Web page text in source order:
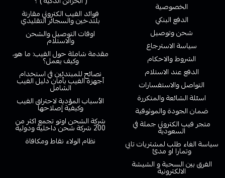
الخصوصية
الدفع البنكي
شحن وتوصيل
سياسة الاسترجاع
الشروط والاحكام
الدفع عند الاستلام
التواصل والاستفسارات
اسئلة الشائعة والمتكررة
ضمان الجودة والموثوقية
متجر فيب الكتروني جملة في
السعودية
سياسة الغاء طلب لمشتريات تابي
وتمارا او مدئ
الفرق بين السحبة و الشيشة
الالكترونية
فوائد الفيب الكتروني مقارنة
بلتدخين والسجائر التقليدي
اوقات التوصيل والشحن
والاستلام
مقدمة شاملة حول الفيب: ما هو،
وكيف يعمل؟
نصائح للمبتدئين في استخدام
أجهزة الفيب بأمان دليل الفيب
الشامل
الأسباب المؤدية لاحتراق الفيب
وكيفية إصلاحها
شركة الشحن اوتو تجمع اكثر من
200 شركة شحن داخلية ودولية
نظام الولاء نقاط ومكافاة